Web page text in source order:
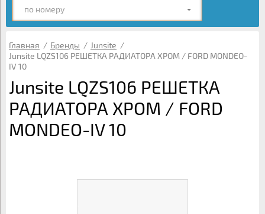
по номеру
Главная / Бренды / Junsite /
Junsite LQZS106 РЕШЕТКА РАДИАТОРА ХРОМ / FORD MONDEO-
IV 10
Junsite LQZS106 РЕШЕТКА
РАДИАТОРА ХРОМ / FORD
MONDEO-IV 10